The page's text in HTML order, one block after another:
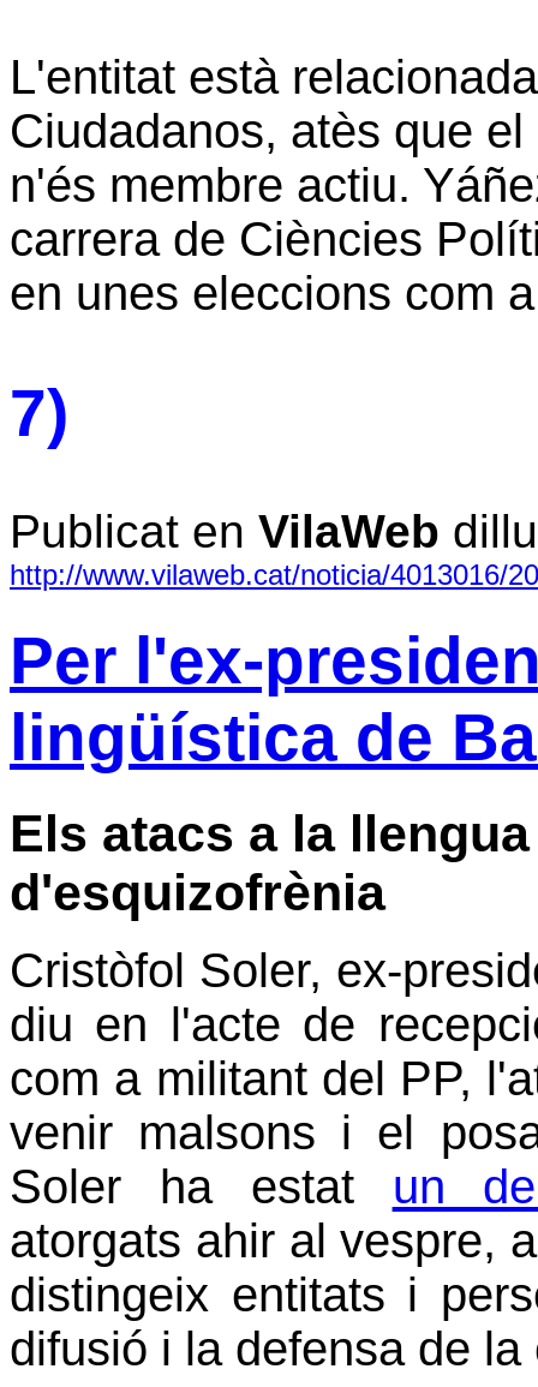
L'entitat està
Ciudadanos, atès que
n'és membre actiu.
carrera de Ciències
en unes eleccions com
7)
Publicat en VilaWeb
http://www.vilaweb.cat/noticia/4013016/
Per l'ex-
lingüística de
Els atacs a la
d'esquizofrènia
Cristòfol Soler, ex-
diu en l'acte de
com a militant del PP,
venir malsons i el
Soler ha estat un
atorgats ahir al vespre,
distingeix entitats i
difusió i la defensa de la